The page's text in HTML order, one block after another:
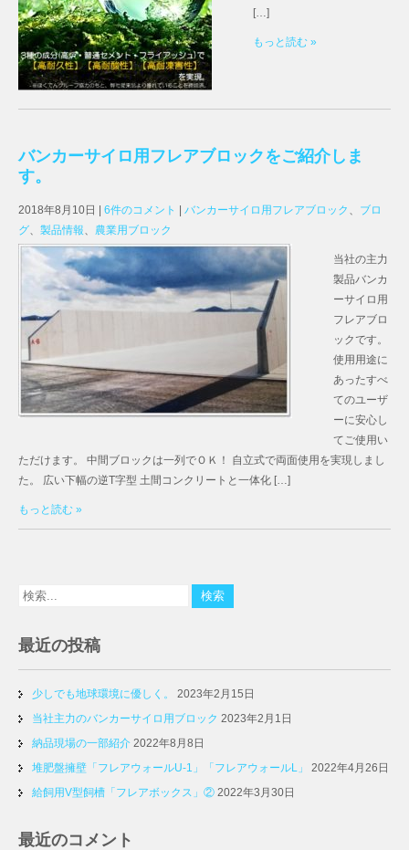
[…]
もっと読む »
バンカーサイロ用フレアブロックをご紹介しま
す。
2018年8月10日 6件のコメント バンカーサイロ用フレアブロック 、 ブロ
グ、 製品情報、 農業用ブロック
当社の主力
製品バンカ
ーサイロ用
フレアブロ
ックです。
使用用途に
あったすべ
てのユーザ
ーに安心し
てご使用い
ただけます。 中間ブロックは一列でＯＫ！ 自立式で両面使用を実現しまし
た。 広い下幅の逆T字型 土間コンクリートと一体化 […]
もっと読む »
最近の投稿
少しでも地球環境に優しく。
2023年2月15日
当社主力のバンカーサイロ用ブロック 2023年2月1日
納品現場の一部紹介 2022年8月8日
堆肥盤擁壁「フレアウォールU-1」「フレアウォールL」
2022年4月26日
給飼用V型飼槽「フレアボックス」② 2022年3月30日
最近のコメント